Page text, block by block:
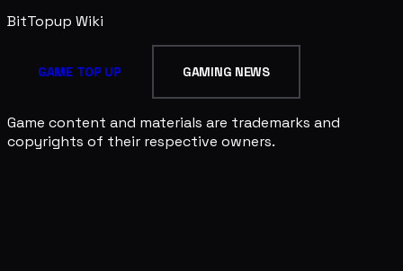
BitTopup Wiki
GAME TOP UP GAMING NEWS
Game content and materials are trademarks and
copyrights of their respective owners.